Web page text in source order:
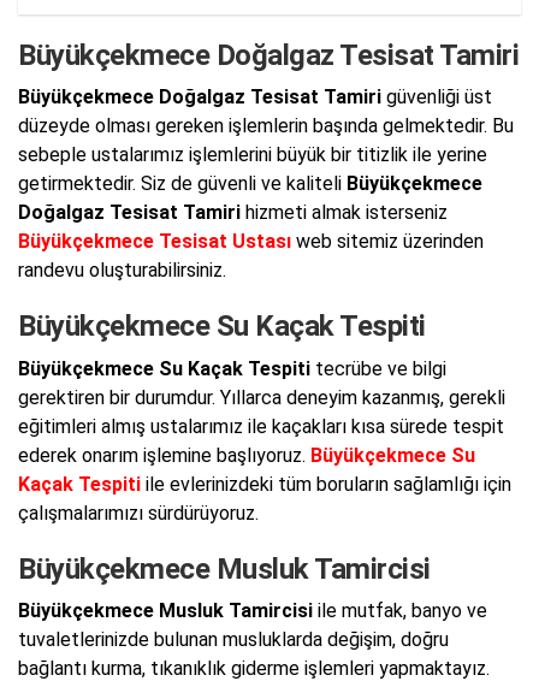
Büyükçekmece Doğalgaz Tesisat Tamiri
Büyükçekmece Doğalgaz Tesisat Tamiri güvenliği üst
düzeyde olması gereken işlemlerin başında gelmektedir. Bu
sebeple ustalarımız işlemlerini büyük bir titizlik ile yerine
getirmektedir. Siz de güvenli ve kaliteli Büyükçekmece
Doğalgaz Tesisat Tamiri hizmeti almak isterseniz
Büyükçekmece Tesisat Ustası web sitemiz üzerinden
randevu oluşturabilirsiniz.
Büyükçekmece Su Kaçak Tespiti
Büyükçekmece Su Kaçak Tespiti tecrübe ve bilgi
gerektiren bir durumdur. Yıllarca deneyim kazanmış, gerekli
eğitimleri almış ustalarımız ile kaçakları kısa sürede tespit
ederek onarım işlemine başlıyoruz. Büyükçekmece Su
Kaçak Tespiti ile evlerinizdeki tüm boruların sağlamlığı için
çalışmalarımızı sürdürüyoruz.
Büyükçekmece Musluk Tamircisi
Büyükçekmece Musluk Tamircisi ile mutfak, banyo ve
tuvaletlerinizde bulunan musluklarda değişim, doğru
bağlantı kurma, tıkanıklık giderme işlemleri yapmaktayız.